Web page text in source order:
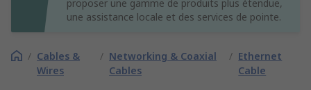
proposer une gamme de produits plus étendue,
une assistance locale et des services de pointe.
/ Cables &
Wires
/ Networking & Coaxial
Cables
/ Ethernet
Cable